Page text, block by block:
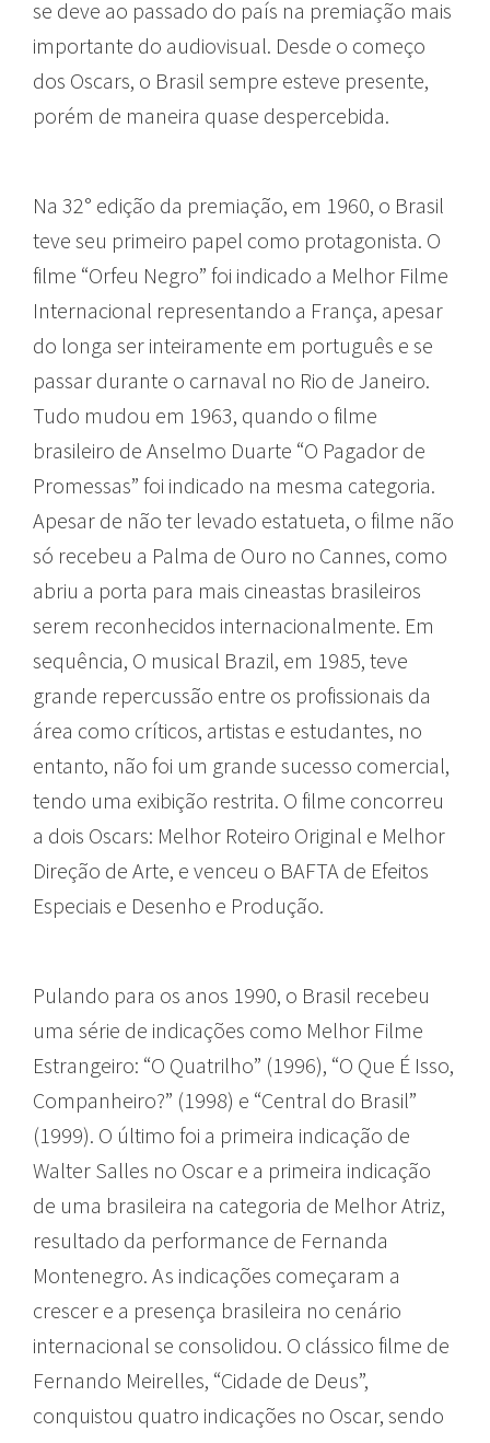
se deve ao passado do país na premiação mais
importante do audiovisual. Desde o começo
dos Oscars, o Brasil sempre esteve presente,
porém de maneira quase despercebida.
Na 32° edição da premiação, em 1960, o Brasil
teve seu primeiro papel como protagonista. O
filme “Orfeu Negro” foi indicado a Melhor Filme
Internacional representando a França, apesar
do longa ser inteiramente em português e se
passar durante o carnaval no Rio de Janeiro.
Tudo mudou em 1963, quando o filme
brasileiro de Anselmo Duarte “O Pagador de
Promessas” foi indicado na mesma categoria.
Apesar de não ter levado estatueta, o filme não
só recebeu a Palma de Ouro no Cannes, como
abriu a porta para mais cineastas brasileiros
serem reconhecidos internacionalmente. Em
sequência, O musical Brazil, em 1985, teve
grande repercussão entre os profissionais da
área como críticos, artistas e estudantes, no
entanto, não foi um grande sucesso comercial,
tendo uma exibição restrita. O filme concorreu
a dois Oscars: Melhor Roteiro Original e Melhor
Direção de Arte, e venceu o BAFTA de Efeitos
Especiais e Desenho e Produção.
Pulando para os anos 1990, o Brasil recebeu
uma série de indicações como Melhor Filme
Estrangeiro: “O Quatrilho” (1996), “O Que É Isso,
Companheiro?” (1998) e “Central do Brasil”
(1999). O último foi a primeira indicação de
Walter Salles no Oscar e a primeira indicação
de uma brasileira na categoria de Melhor Atriz,
resultado da performance de Fernanda
Montenegro. As indicações começaram a
crescer e a presença brasileira no cenário
internacional se consolidou. O clássico filme de
Fernando Meirelles, “Cidade de Deus”,
conquistou quatro indicações no Oscar, sendo